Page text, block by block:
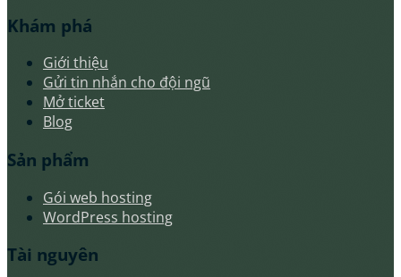
Khám phá
Giới thiệu
Gửi tin nhắn cho đội ngũ
Mở ticket
Blog
Sản phẩm
Gói web hosting
WordPress hosting
Tài nguyên